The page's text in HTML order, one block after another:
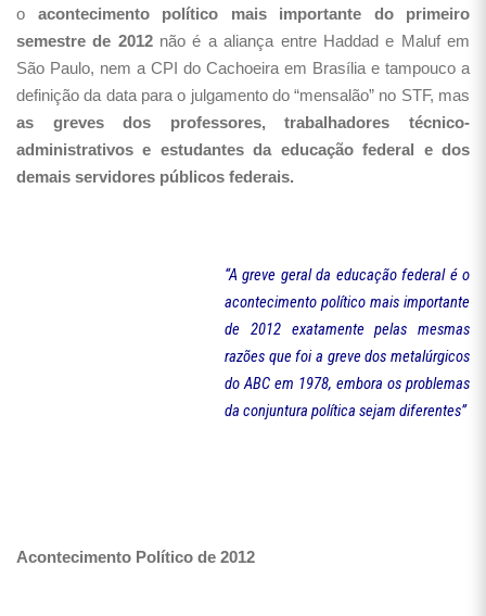
o acontecimento político mais importante do primeiro
semestre de 2012não é a aliança entre Haddad e Maluf em
São Paulo, nem a CPI do Cachoeira em Brasília e tampouco a
definição da data para o julgamento do “mensalão” no STF, mas
as greves dos professores, trabalhadores técnico-
administrativos e estudantes da educação federal e dos
demais servidores públicos federais.
“A greve geral da educação federal é o
acontecimento político mais importante
de 2012 exatamente pelas mesmas
razões que foi a greve dos metalúrgicos
do ABC em 1978, embora os problemas
da conjuntura política sejam diferentes”
Acontecimento Político de 2012